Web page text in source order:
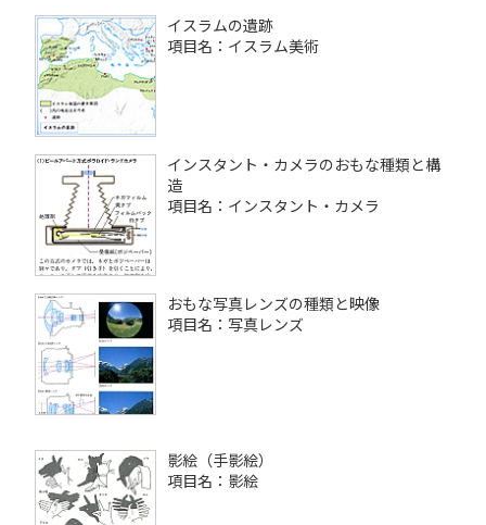
イスラムの遺跡
項目名：イスラム美術
インスタント・カメラのおもな種類と構
造
項目名：インスタント・カメラ
おもな写真レンズの種類と映像
項目名：写真レンズ
影絵（手影絵）
項目名：影絵